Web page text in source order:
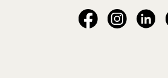
See our FacebookSee our Instagram
See our